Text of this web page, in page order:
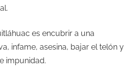
es encubrir a una
infame, asesina, bajar el telón y
impunidad.